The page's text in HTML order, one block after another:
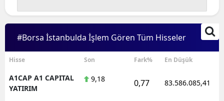
Çankırı
Çorum
Denizli
#Borsa İstanbulda İşlem Gören Tüm Hisseler
Hisse Son Fark% En Düşük
A1CAP A1 CAPITAL
YATIRIM
9,18 0,77 83.586.085,41